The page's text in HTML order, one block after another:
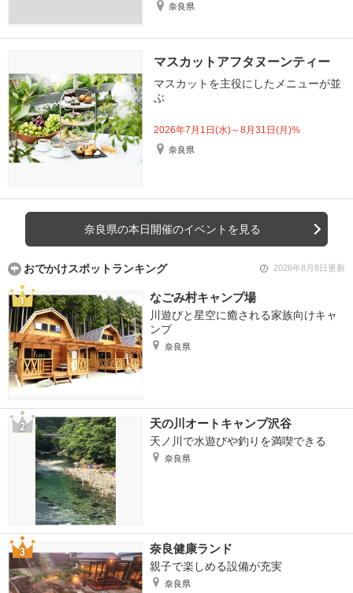
奈良県
マスカットアフタヌーンティー
マスカットを主役にしたメニューが並
ぶ
2026年7月1日(水)～8月31日(月)%
奈良県
奈良県の本日開催のイベントを見る
おでかけスポットランキング 2026年8月8日更新
なごみ村キャンプ場
川遊びと星空に癒される家族向けキャ
ンプ
奈良県
天の川オートキャンプ沢谷
天ノ川で水遊びや釣りを満喫できる
奈良県
奈良健康ランド
親子で楽しめる設備が充実
奈良県